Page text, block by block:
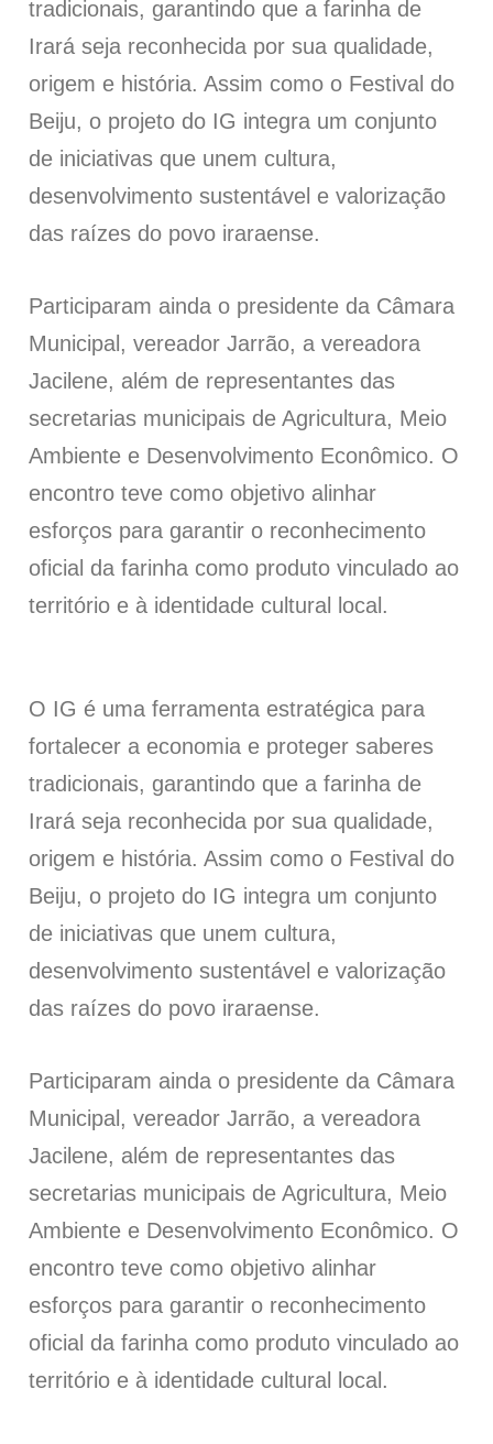
tradicionais, garantindo que a farinha de
Irará seja reconhecida por sua qualidade,
origem e história. Assim como o Festival do
Beiju, o projeto do IG integra um conjunto
de iniciativas que unem cultura,
desenvolvimento sustentável e valorização
das raízes do povo iraraense.
Participaram ainda o presidente da Câmara
Municipal, vereador Jarrão, a vereadora
Jacilene, além de representantes das
secretarias municipais de Agricultura, Meio
Ambiente e Desenvolvimento Econômico. O
encontro teve como objetivo alinhar
esforços para garantir o reconhecimento
oficial da farinha como produto vinculado ao
território e à identidade cultural local.
O IG é uma ferramenta estratégica para
fortalecer a economia e proteger saberes
tradicionais, garantindo que a farinha de
Irará seja reconhecida por sua qualidade,
origem e história. Assim como o Festival do
Beiju, o projeto do IG integra um conjunto
de iniciativas que unem cultura,
desenvolvimento sustentável e valorização
das raízes do povo iraraense.
Participaram ainda o presidente da Câmara
Municipal, vereador Jarrão, a vereadora
Jacilene, além de representantes das
secretarias municipais de Agricultura, Meio
Ambiente e Desenvolvimento Econômico. O
encontro teve como objetivo alinhar
esforços para garantir o reconhecimento
oficial da farinha como produto vinculado ao
território e à identidade cultural local.